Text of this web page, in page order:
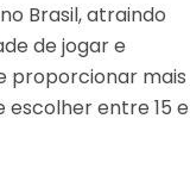
Brasil, atraindo
de jogar e
proporcionar mais
entre 15 e